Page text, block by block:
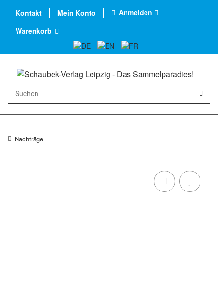
Kontakt Mein Konto
Anmelden
Warenkorb
Nachträge